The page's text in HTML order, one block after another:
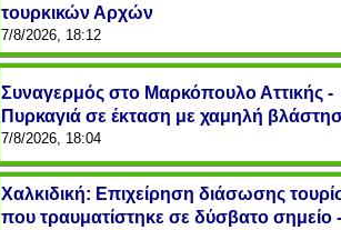
τουρκικών Αρχών
7/8/2026, 18:12
Συναγερμός στο Μαρκόπουλο Αττικής -
Πυρκαγιά σε έκταση με χαμηλή
7/8/2026, 18:04
Χαλκιδική: Επιχείρηση διάσωσης
που τραυματίστηκε σε δύσβατο σημείο -